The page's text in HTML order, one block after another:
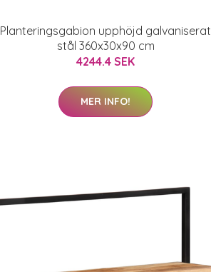
Planteringsgabion upphöjd galvaniserat
stål 360x30x90 cm
4244.4 SEK
MER INFO!